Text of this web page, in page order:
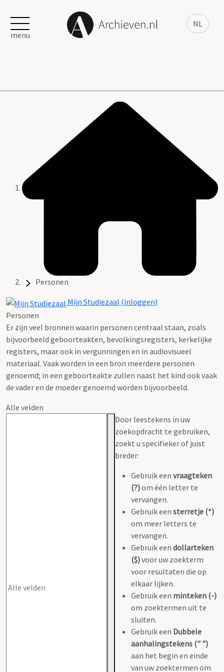
NL
menu
Personen
Mijn Studiezaal (inloggen)
Personen
Er zijn veel bronnen waarin personen centraal staan, zoals
bijvoorbeeld geboorteakten, bevolkingsregisters, kerkelijke
registers, maar ook in vergunningen en in audiovisueel
materiaal. Vaak worden in een bron meerdere personen
genoemd; in een geboorteakte zullen naast het kind ook vaak
de vader en de moeder genoemd worden bijvoorbeeld.
Alle velden
Door leestekens in uw
zoekopdracht te gebruiken,
zoekt u specifieker of juist
breder:
Gebruik een vraagteken
(?)om één letter te
vervangen.
Gebruik een sterretje (*)
om meer letters te
vervangen.
Gebruik een dollarteken
($)voor uw zoekterm
voor resultaten die op
elkaar lijken.
Gebruik een minteken (-)
om zoektermen uit te
sluiten.
Gebruik een Dubbele
aanhalingstekens (" ")
aan het begin en einde
van uw zoektermen om